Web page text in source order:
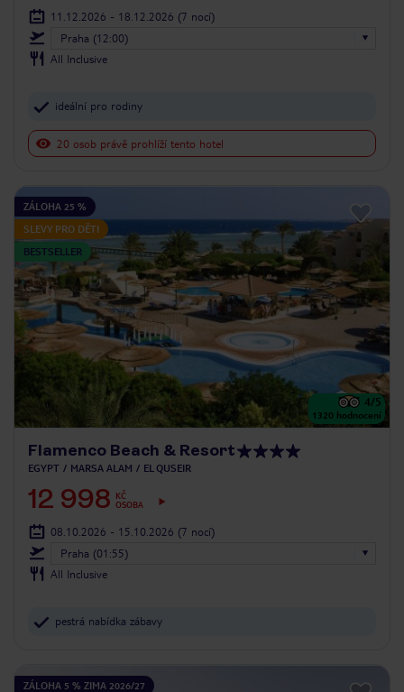
11.12.2026 - 18.12.2026 (7 nocí)
Praha (12:00)
All Inclusive
ideální pro rodiny
20 osob právě prohlíží tento hotel
ZÁLOHA 25 %
SLEVY PRO DĚTI
BESTSELLER
4/5
1320 hodnocení
Flamenco Beach & Resort
EGYPT MARSA ALAM EL QUSEIR
12 998
KČ
OSOBA
08.10.2026 - 15.10.2026 (7 nocí)
Praha (01:55)
All Inclusive
pestrá nabídka zábavy
ZÁLOHA 5 % ZIMA 2026/27